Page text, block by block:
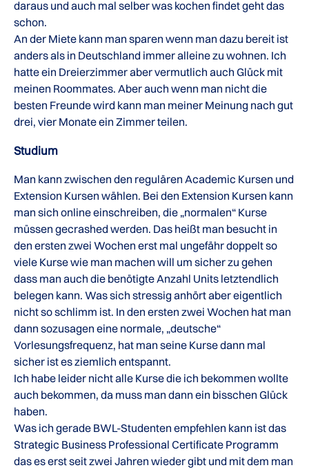
daraus und auch mal selber was kochen findet geht das
schon.
An der Miete kann man sparen wenn man dazu bereit ist
anders als in Deutschland immer alleine zu wohnen. Ich
hatte ein Dreierzimmer aber vermutlich auch Glück mit
meinen Roommates. Aber auch wenn man nicht die
besten Freunde wird kann man meiner Meinung nach gut
drei, vier Monate ein Zimmer teilen.
Studium
Man kann zwischen den regulären Academic Kursen und
Extension Kursen wählen. Bei den Extension Kursen kann
man sich online einschreiben, die „normalen“ Kurse
müssen gecrashed werden. Das heißt man besucht in
den ersten zwei Wochen erst mal ungefähr doppelt so
viele Kurse wie man machen will um sicher zu gehen
dass man auch die benötigte Anzahl Units letztendlich
belegen kann. Was sich stressig anhört aber eigentlich
nicht so schlimm ist. In den ersten zwei Wochen hat man
dann sozusagen eine normale, „deutsche“
Vorlesungsfrequenz, hat man seine Kurse dann mal
sicher ist es ziemlich entspannt.
Ich habe leider nicht alle Kurse die ich bekommen wollte
auch bekommen, da muss man dann ein bisschen Glück
haben.
Was ich gerade BWL-Studenten empfehlen kann ist das
Strategic Business Professional Certificate Programm
das es erst seit zwei Jahren wieder gibt und mit dem man